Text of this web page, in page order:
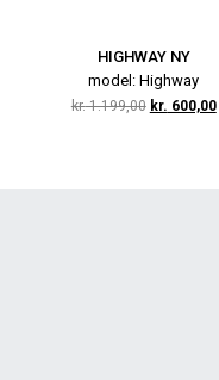
HIGHWAY NY
model: Highway
kr.1.199,00 kr. 600,00